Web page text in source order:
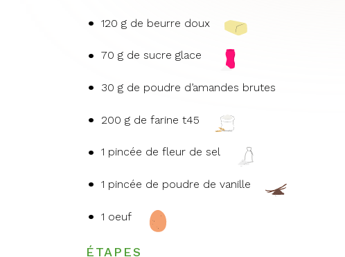
120 g de beurre doux
70 g de sucre glace
30 g de poudre d’amandes brutes
200 g de farine t45
1 pincée de fleur de sel
1 pincée de poudre de vanille
1 oeuf
ÉTAPES